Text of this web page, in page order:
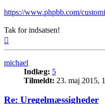
https://www.phpbb.com/
Tak for indsatsen!
michael
Indlæg: 5
Tilmeldt: 23. maj 2015,
Re: Uregelmæssigheder